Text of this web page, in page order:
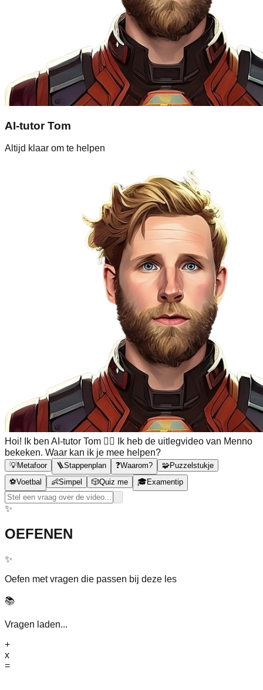
AI-tutor Tom
Altijd klaar om te helpen
Hoi! Ik ben AI-tutor Tom 🙋‍♂️ Ik heb de uitlegvideo van Menno
bekeken. Waar kan ik je mee helpen?
💡Metafoor 🪜Stappenplan ❓Waarom? 🧩Puzzelstukje
⚽Voetbal 👶Simpel 🎲Quiz me 🎓Examentip
✨
OEFENEN
✨
Oefen met vragen die passen bij deze les
📚
Vragen laden...
+
x
=